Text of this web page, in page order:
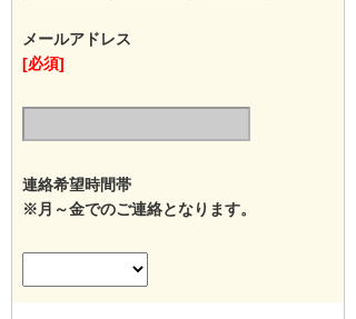
メールアドレス
[必須]
連絡希望時間帯
※月～金でのご連絡となります。